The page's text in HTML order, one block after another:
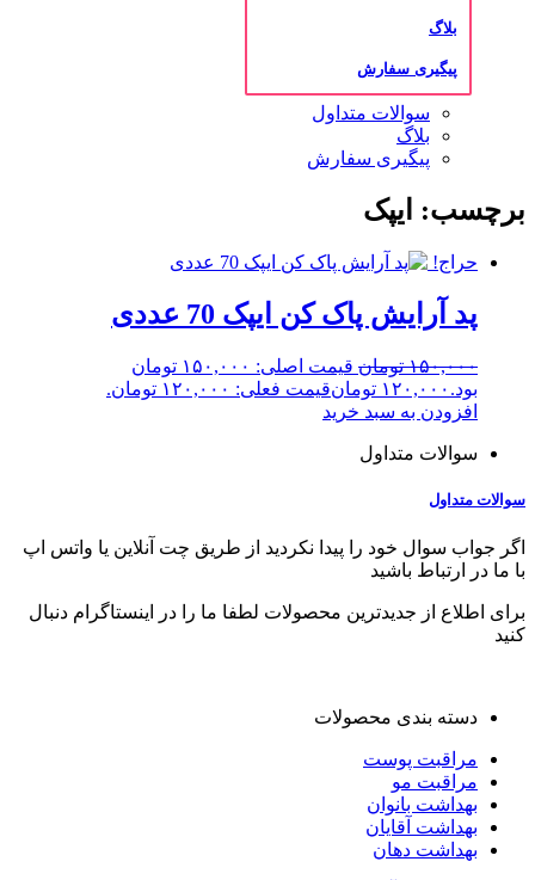
بلاگ
پیگیری سفارش
سوالات متداول
بلاگ
پیگیری سفارش
برچسب: ایپک
حراج!
پد آرایش پاک کن ایپک 70 عددی
۱۵۰,۰۰۰ تومان
قیمت اصلی: ۱۵۰,۰۰۰ تومان
بود. ۱۲۰,۰۰۰ تومانقیمت فعلی: ۱۲۰,۰۰۰ تومان.
افزودن به سبد خرید
سوالات متداول
سوالات متداول
اگر جواب سوال خود را پیدا نکردید از طریق چت آنلاین یا واتس اپ
با ما در ارتباط باشید
برای اطلاع از جدیدترین محصولات لطفا ما را در اینستاگرام دنبال
کنید
دسته بندی محصولات
مراقبت پوست
مراقبت مو
بهداشت بانوان
بهداشت آقایان
بهداشت دهان